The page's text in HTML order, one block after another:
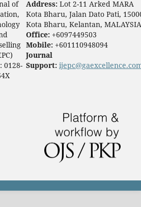
of
0128-
Address: Lot 2-11 Arked MARA
Kota Bharu, Jalan Dato Pati,
Kota Bharu, Kelantan, MALAYSIA
Office: +6097449503
Mobile: +601110948094
Journal
Support: